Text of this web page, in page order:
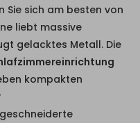
Sie sich am besten von
liebt massive
gelacktes Metall. Die
kompakten